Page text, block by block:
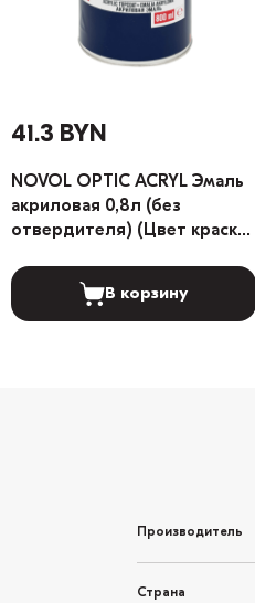
41.3 BYN
NOVOL OPTIC ACRYL Эмаль
акриловая 0,8л (без
отвердителя) (Цвет краски:
В корзину
Производитель
Страна